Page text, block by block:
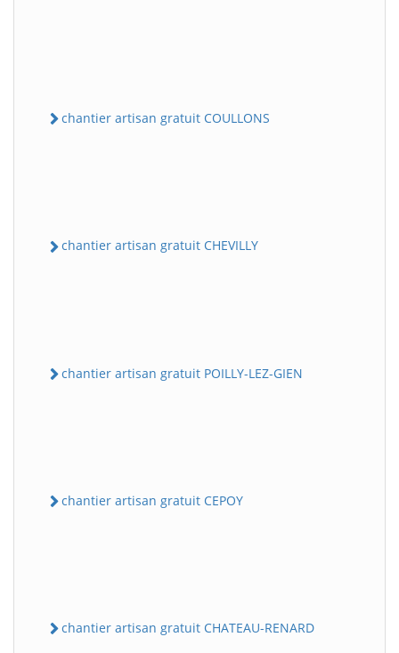
chantier artisan gratuit COULLONS
chantier artisan gratuit CHEVILLY
chantier artisan gratuit POILLY-LEZ-GIEN
chantier artisan gratuit CEPOY
chantier artisan gratuit CHATEAU-RENARD